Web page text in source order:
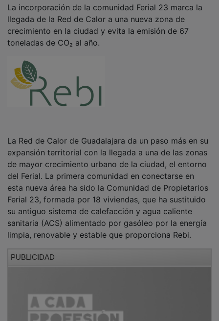
llegada de la Red de Calor a una nueva zona de
crecimiento en la ciudad y evita la emisión de 67
toneladas de CO₂ al año.
expansión territorial con la llegada a una de las zonas
de mayor crecimiento urbano de la ciudad, el entorno
del Ferial. La primera comunidad en conectarse en
esta nueva área ha sido la Comunidad de Propietarios
Ferial 23, formada por 18 viviendas, que ha sustituido
su antiguo sistema de calefacción y agua caliente
sanitaria (ACS) alimentado por gasóleo por la energía
limpia, renovable y estable que proporciona Rebi.